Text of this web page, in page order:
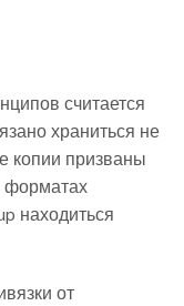
считается
храниться не
копии призваны
форматах
находиться
от